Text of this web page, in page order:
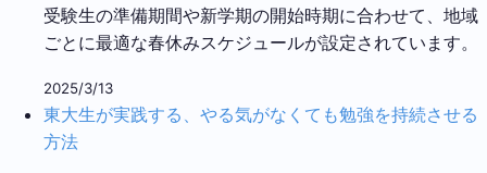
受験生の準備期間や新学期の開始時期に合わせて、地域
ごとに最適な春休みスケジュールが設定されています。
2025/3/13
東大生が実践する、やる気がなくても勉強を持続させる
方法